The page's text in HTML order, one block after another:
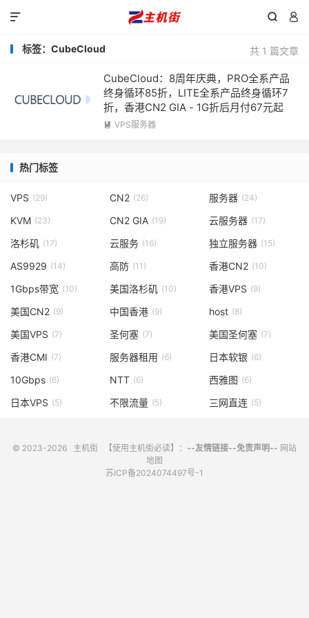
 

共 1 篇文章
标签：CubeCloud
CubeCloud：8周年庆典，PRO全系产品
终身循环85折，LITE全系产品终身循环7
折，香港CN2 GIA - 1G折后月付67元起
 VPS服务器
热门标签
VPS (29) CN2 (26) 服务器 (24)
KVM (23) CN2 GIA (19) 云服务器 (17)
洛杉矶 (17) 云服务 (16) 独立服务器 (15)
AS9929 (14) 高防 (11) 香港CN2 (10)
1Gbps带宽 (10) 美国洛杉矶 (10) 香港VPS (9)
美国CN2 (9) 中国香港 (9) host (8)
美国VPS (7) 圣何塞 (7) 美国圣何塞 (7)
香港CMI (7) 服务器租用 (6) 日本软银 (6)
10Gbps (6) NTT (6) 西雅图 (6)
日本VPS (5) 不限流量 (5) 三网直连 (5)
© 2023-2026 主机街 【使用主机街必读】： --友情链接--免责声明-- 网站
地图
苏ICP备2024074497号-1